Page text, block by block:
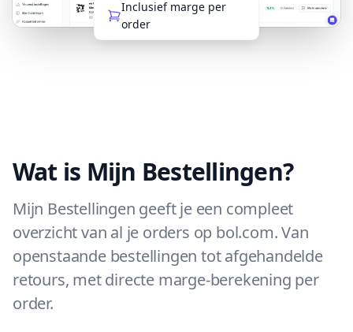
Inclusief marge per
order
Wat is Mijn Bestellingen?
Mijn Bestellingen geeft je een compleet
overzicht van al je orders op bol.com. Van
openstaande bestellingen tot afgehandelde
retours, met directe marge-berekening per
order.